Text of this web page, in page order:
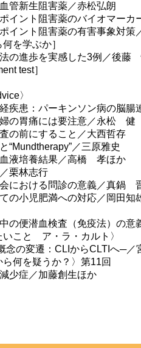
管新生阻害薬／赤松弘朗
イント阻害薬のバイオマー
イント阻害薬の有害事象対策
を学ぶか］
の進歩を実感した3例／後藤
test］
〉
疾患：パーキンソン病の脳腸
の胃痛には要注意／永松 健
の前にすること／大西哲存
“Mundtherapy”／三原雅史
液培養結果／高橋 孝ほか
栗林志行
における問診の意義／真鍋
の小児肥満への対応／岡田知
の便潜血検査（免疫法）の意
いこと ア・ラ・カルト〉
念の変遷：CLIからCLTIへ─／
ら何を疑うか？〉第11回
少症／加藤創生ほか